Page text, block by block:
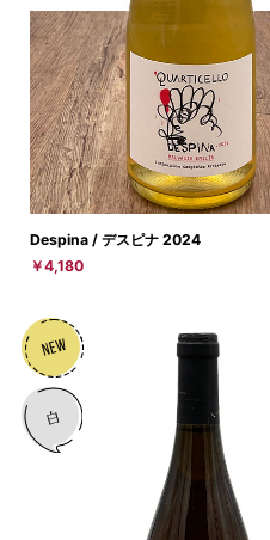
Despina / デスピナ 2024
￥4,180